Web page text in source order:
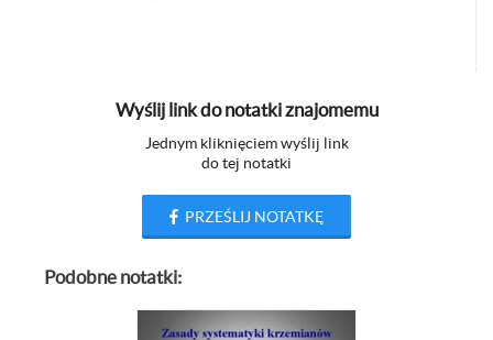
Wyślij link do notatki znajomemu
Jednym kliknięciem wyślij link
do tej notatki
PRZEŚLIJ NOTATKĘ
Podobne notatki: